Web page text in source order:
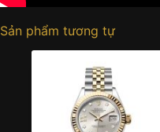
Sản phẩm tương tự